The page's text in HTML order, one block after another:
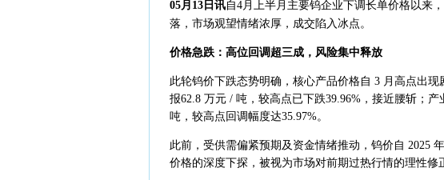
05月13日讯自4月上半月主要钨企业下调长单价格以来
落，市场观望情绪浓厚，成交陷入冰点。
价格急跌：高位回调超三成，风险集中释放
此轮钨价下跌态势明确，核心产品价格自 3 月高点出现
报62.8 万元 / 吨，较高点已下跌39.96%，接近腰斩；
吨，较高点回调幅度达35.97%。
此前，受供需偏紧预期及资金情绪推动，钨价自 2025
价格的深度下探，被视为市场对前期过热行情的理性修